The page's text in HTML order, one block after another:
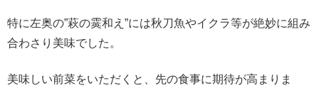
特に左奥の”萩の霙和え”には秋刀魚やイクラ等が絶妙に組み
合わさり美味でした。
美味しい前菜をいただくと、先の食事に期待が高まりま